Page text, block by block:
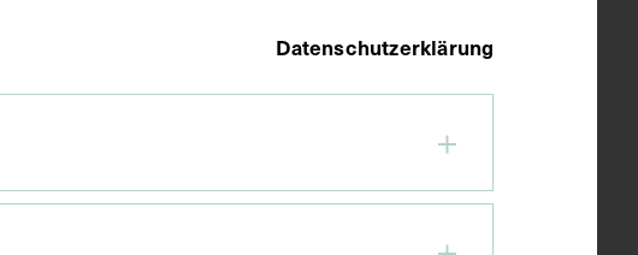
Datenschutzerklärung